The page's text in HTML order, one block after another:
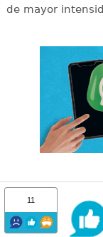
de mayor
11